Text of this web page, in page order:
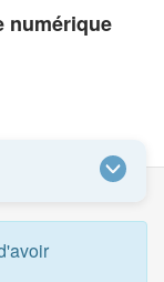
numérique